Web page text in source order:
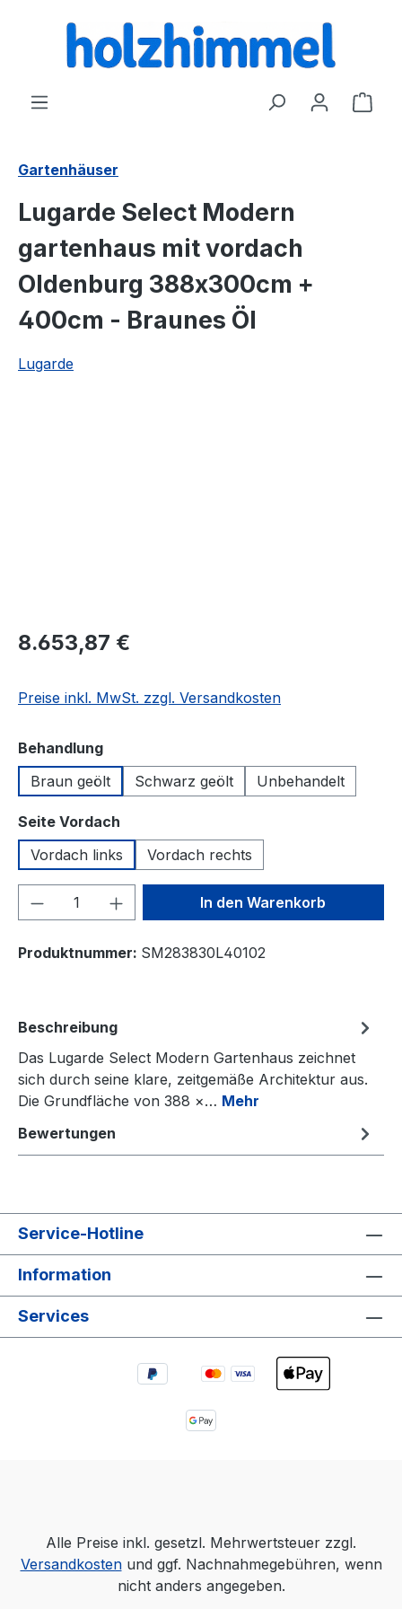
springen
Gartenhäuser
Lugarde Select Modern
gartenhaus mit vordach
Oldenburg 388x300cm +
400cm - Braunes Öl
Lugarde
8.653,87 €
Preise inkl. MwSt. zzgl. Versandkosten
Behandlungauswählen
Braun geölt
Schwarz geölt Unbehandelt
Seite Vordach
Vordach links
Vordach rechts
Produkt Anzahl: Gib denIn den Warenkorb
Produktnummer: SM283830L40102
Beschreibung
Das Lugarde Select Modern Gartenhaus zeichnet
sich durch seine klare, zeitgemäße Architektur aus.
Die Grundfläche von 388 ×… Mehr
Bewertungen
Service-Hotline
Information
Services
Alle Preise inkl. gesetzl. Mehrwertsteuer zzgl.
Versandkostenund ggf. Nachnahmegebühren, wenn
nicht anders angegeben.